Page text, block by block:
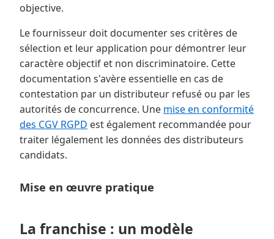
objective.
Le fournisseur doit documenter ses critères de
sélection et leur application pour démontrer leur
caractère objectif et non discriminatoire. Cette
documentation s'avère essentielle en cas de
contestation par un distributeur refusé ou par les
autorités de concurrence. Une mise en conformité
des CGV RGPD est également recommandée pour
traiter légalement les données des distributeurs
candidats.
Mise en œuvre pratique
La franchise : un modèle